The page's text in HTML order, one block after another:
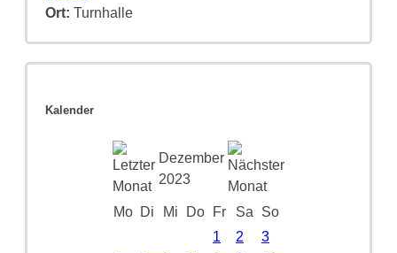
Ort: Turnhalle
Kalender
Dezember
2023
Mo Di Mi Do Fr Sa
So
1
2
3